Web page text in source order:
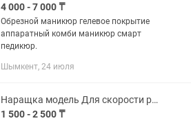
4 000 - 7 000 ₸
Обрезной маникюр гелевое покрытие
аппаратный комби маникюр смарт
педикюр.
Шымкент, 24 июля
Наращка модель Для скорости рук қабылдап жатырмын оқушы студент қыздарға
1 500 - 2 500 ₸